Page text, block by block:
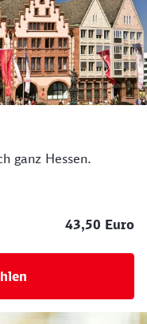
ganz Hessen.
43,50 Euro